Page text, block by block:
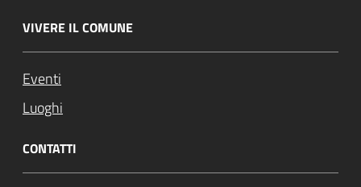
VIVERE IL COMUNE
Eventi
Luoghi
CONTATTI